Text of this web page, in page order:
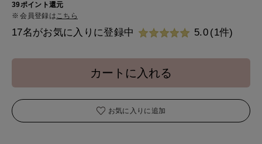
39ポイント還元
会員登録は こちら
17名がお気に入りに登録中 5.0 (1件)
カートに入れる
お気に入りに追加